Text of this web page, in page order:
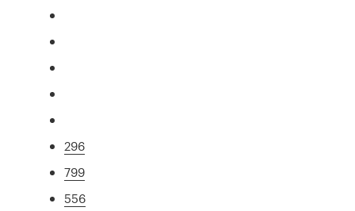
296
799
556